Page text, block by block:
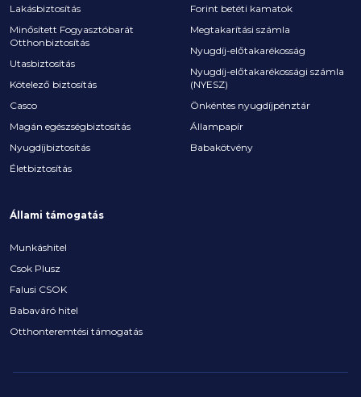
Lakásbiztosítás
Minősített Fogyasztóbarát
Otthonbiztosítás
Utasbiztosítás
Kötelező biztosítás
Casco
Magán egészségbiztosítás
Nyugdíjbiztosítás
Életbiztosítás
Forint betéti kamatok
Megtakarítási számla
Nyugdíj-előtakarékosság
Nyugdíj-előtakarékossági számla
(NYESZ)
Önkéntes nyugdíjpénztár
Állampapír
Babakötvény
Állami támogatás
Munkáshitel
Csok Plusz
Falusi CSOK
Babaváró hitel
Otthonteremtési támogatás